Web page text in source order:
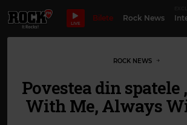
LIVE
Bilete Rock News
ROCK NEWS
Povestea din spatele
With Me, Always